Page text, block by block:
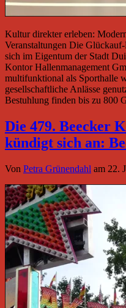
Kultur direkter erleben:
Veranstaltungen Die
sich im Eigentum der Stadt
Kontor Hallenmanagement
multifunktional als Sporthalle
gesellschaftliche Anlässe
Bestuhlung finden bis zu 800
Die 479. Beecker
kündigt sich an:
Von Petra Grünendahl am 22.